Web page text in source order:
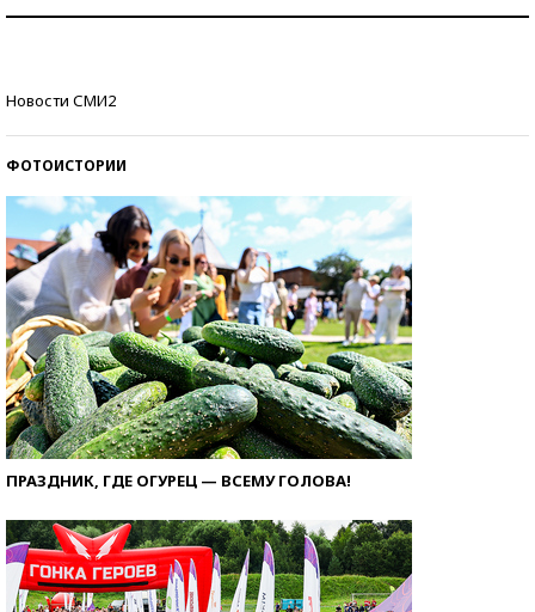
Новости СМИ2
ФОТОИСТОРИИ
ПРАЗДНИК, ГДЕ ОГУРЕЦ — ВСЕМУ ГОЛОВА!